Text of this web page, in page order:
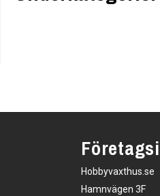
Hobbyvaxthus.se
Hamnvägen 3F